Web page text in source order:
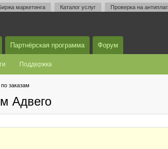
маркетинга Каталог услуг Проверка на
Партнёрская программа Форум
Поддержка
заказам
Адвего